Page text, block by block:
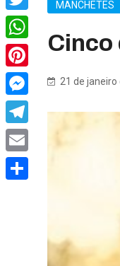
MANCHETES
Cinco
21 de janeiro
Twitter
WhatsApp
Pinterest
Messenger
Telegram
Email